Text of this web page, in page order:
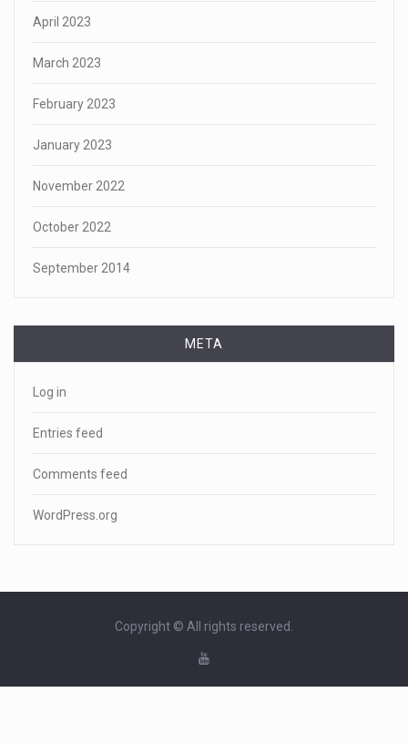
April 2023
March 2023
February 2023
January 2023
November 2022
October 2022
September 2014
META
Log in
Entries feed
Comments feed
WordPress.org
Copyright © All rights reserved.